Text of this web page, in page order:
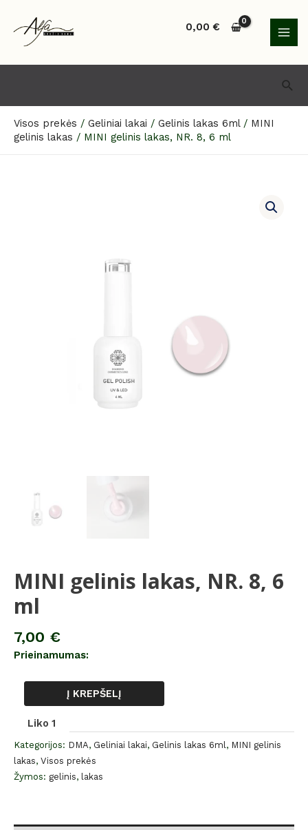
turinio
0,00€
Visos prekės / Geliniai lakai / Gelinis lakas 6ml/ MINI
gelinis lakas / MINI gelinis lakas, NR. 8, 6 ml
MINI gelinis lakas, NR. 8, 6
ml
7,00 €
Prieinamumas:
Į KREPŠELĮ
Liko 1
Kategorijos: DMA, Geliniai lakai, Gelinis lakas 6ml , MINI gelinis
lakas, Visos prekės
Žymos: gelinis, lakas